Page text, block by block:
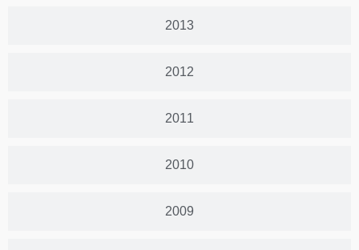
2013
2012
2011
2010
2009